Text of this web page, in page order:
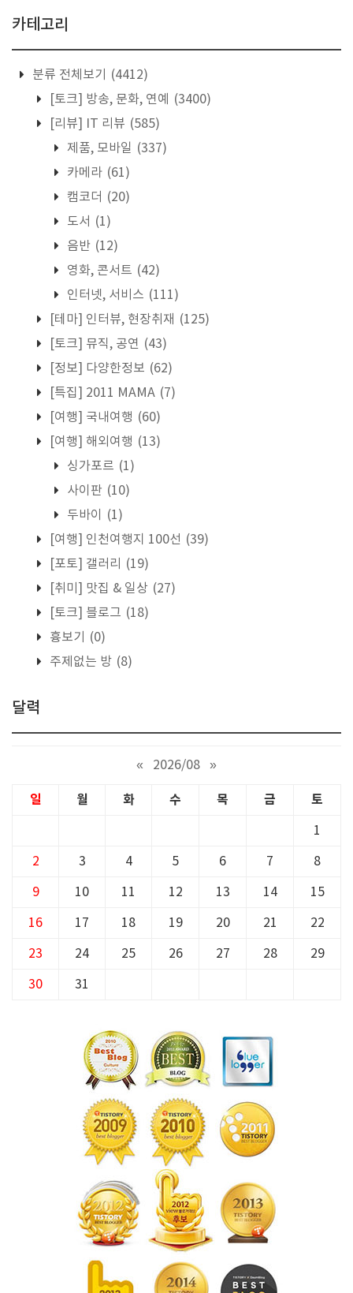
카테고리
분류 전체보기
(4412)
[토크] 방송, 문화, 연예
(3400)
[리뷰] IT 리뷰 (585)
제품, 모바일 (337)
카메라 (61)
캠코더 (20)
도서 (1)
음반 (12)
영화, 콘서트 (42)
인터넷, 서비스 (111)
[테마] 인터뷰, 현장취재 (125)
[토크] 뮤직, 공연 (43)
[정보] 다양한정보 (62)
[특집] 2011 MAMA (7)
[여행] 국내여행 (60)
[여행] 해외여행 (13)
싱가포르 (1)
사이판 (10)
두바이
(1)
[여행] 인천여행지 100선 (39)
[포토] 갤러리
(19)
[취미] 맛집 & 일상 (27)
[토크] 블로그 (18)
흉보기
(0)
주제없는 방 (8)
달력
« 2026/08 »
일 월 화 수 목 금 토
1
2 3 4 5 6 7 8
9 10 11 12 13 14 15
16 17 18 19 20 21 22
23 24 25 26 27 28 29
30 31